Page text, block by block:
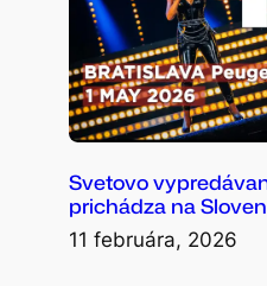
Svetovo
prichádza na
11 februára, 2026